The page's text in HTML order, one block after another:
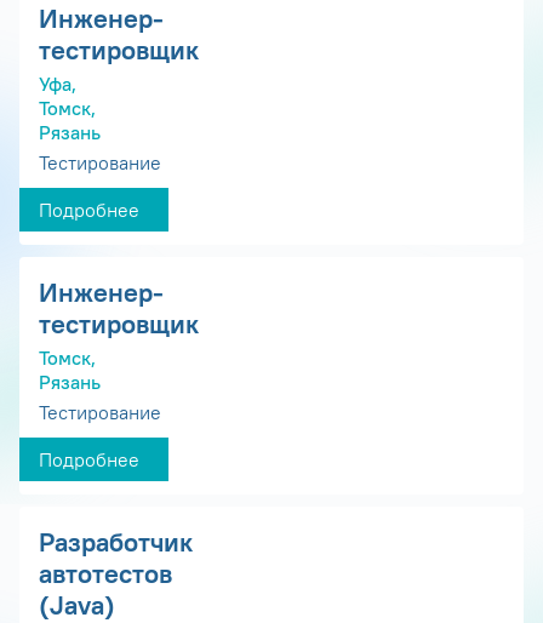
Инженер-
тестировщик
Уфа,
Томск,
Рязань
Тестирование
Подробнее
Инженер-
тестировщик
Томск,
Рязань
Тестирование
Подробнее
Разработчик
автотестов
(Java)